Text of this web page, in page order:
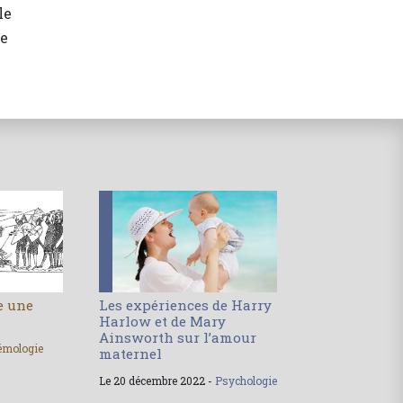
une
Les expériences de Harry
Harlow et de Mary
Ainsworth sur l’amour
maternel
Le 20 décembre 2022 - Psychologie